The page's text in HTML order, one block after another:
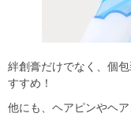
絆創膏だけでなく、個
すすめ！
他にも、ヘアピンやヘ